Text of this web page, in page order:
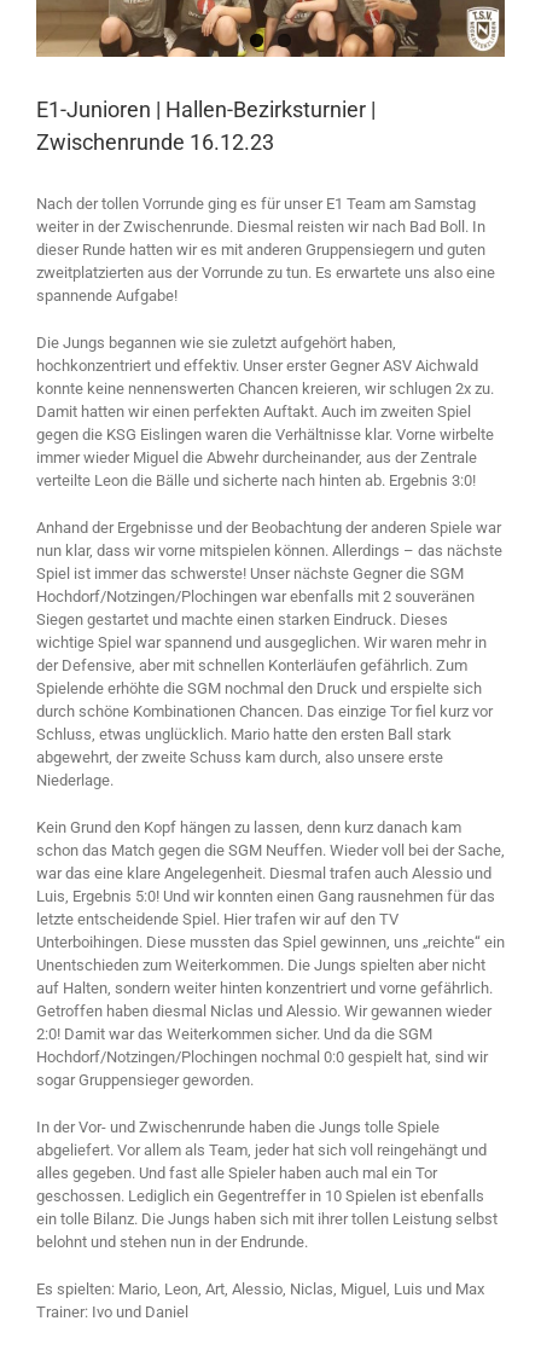
E1-Junioren | Hallen-Bezirksturnier |
Zwischenrunde 16.12.23
Nach der tollen Vorrunde ging es für unser E1 Team am Samstag
weiter in der Zwischenrunde. Diesmal reisten wir nach Bad Boll. In
dieser Runde hatten wir es mit anderen Gruppensiegern und guten
zweitplatzierten aus der Vorrunde zu tun. Es erwartete uns also eine
spannende Aufgabe!
Die Jungs begannen wie sie zuletzt aufgehört haben,
hochkonzentriert und effektiv. Unser erster Gegner ASV Aichwald
konnte keine nennenswerten Chancen kreieren, wir schlugen 2x zu.
Damit hatten wir einen perfekten Auftakt. Auch im zweiten Spiel
gegen die KSG Eislingen waren die Verhältnisse klar. Vorne wirbelte
immer wieder Miguel die Abwehr durcheinander, aus der Zentrale
verteilte Leon die Bälle und sicherte nach hinten ab. Ergebnis 3:0!
Anhand der Ergebnisse und der Beobachtung der anderen Spiele war
nun klar, dass wir vorne mitspielen können. Allerdings – das nächste
Spiel ist immer das schwerste! Unser nächste Gegner die SGM
Hochdorf/Notzingen/Plochingen war ebenfalls mit 2 souveränen
Siegen gestartet und machte einen starken Eindruck. Dieses
wichtige Spiel war spannend und ausgeglichen. Wir waren mehr in
der Defensive, aber mit schnellen Konterläufen gefährlich. Zum
Spielende erhöhte die SGM nochmal den Druck und erspielte sich
durch schöne Kombinationen Chancen. Das einzige Tor fiel kurz vor
Schluss, etwas unglücklich. Mario hatte den ersten Ball stark
abgewehrt, der zweite Schuss kam durch, also unsere erste
Niederlage.
Kein Grund den Kopf hängen zu lassen, denn kurz danach kam
schon das Match gegen die SGM Neuffen. Wieder voll bei der Sache,
war das eine klare Angelegenheit. Diesmal trafen auch Alessio und
Luis, Ergebnis 5:0! Und wir konnten einen Gang rausnehmen für das
letzte entscheidende Spiel. Hier trafen wir auf den TV
Unterboihingen. Diese mussten das Spiel gewinnen, uns „reichte“ ein
Unentschieden zum Weiterkommen. Die Jungs spielten aber nicht
auf Halten, sondern weiter hinten konzentriert und vorne gefährlich.
Getroffen haben diesmal Niclas und Alessio. Wir gewannen wieder
2:0! Damit war das Weiterkommen sicher. Und da die SGM
Hochdorf/Notzingen/Plochingen nochmal 0:0 gespielt hat, sind wir
sogar Gruppensieger geworden.
In der Vor- und Zwischenrunde haben die Jungs tolle Spiele
abgeliefert. Vor allem als Team, jeder hat sich voll reingehängt und
alles gegeben. Und fast alle Spieler haben auch mal ein Tor
geschossen. Lediglich ein Gegentreffer in 10 Spielen ist ebenfalls
ein tolle Bilanz. Die Jungs haben sich mit ihrer tollen Leistung selbst
belohnt und stehen nun in der Endrunde.
Es spielten: Mario, Leon, Art, Alessio, Niclas, Miguel, Luis und Max
Trainer: Ivo und Daniel